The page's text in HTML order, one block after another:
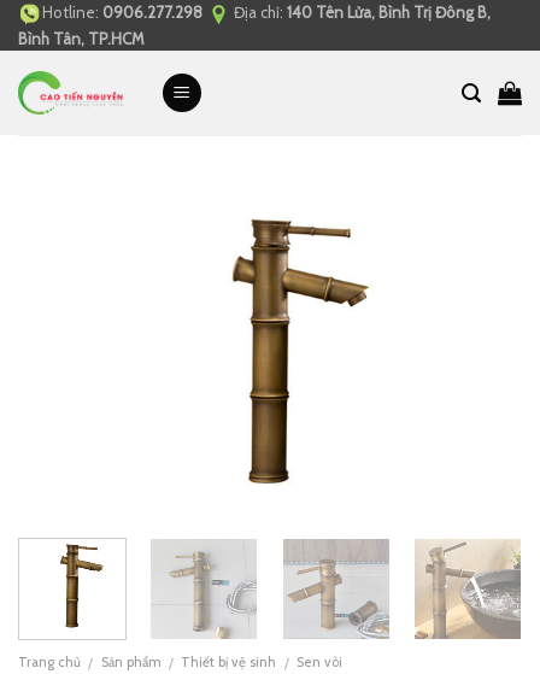
Skip
to
content
Hotline: 0906.277.298 Địa chỉ: 140 Tên Lửa, Bình Trị Đông B,
Bình Tân, TP.HCM
Trang chủ / Sản phẩm / Thiết bị vệ sinh / Sen vòi